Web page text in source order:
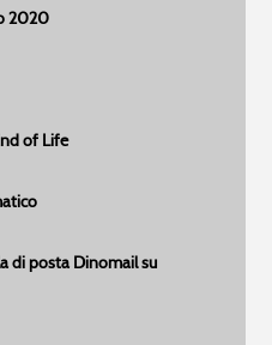
2020
of Life
di posta Dinomail su